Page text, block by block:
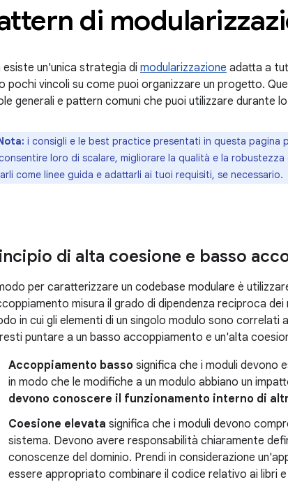
di
esiste un'unica strategia di modularizzazione adatta a
pochi vincoli su come puoi organizzare un progetto.
generali e pattern comuni che puoi utilizzare durante
i consigli e le best practice presentati in questa pagina
loro di scalare, migliorare la qualità e la
come linee guida e adattarli ai tuoi requisiti, se necessario.
di alta coesione e basso
per caratterizzare un codebase modulare è
misura il grado di dipendenza reciproca
in cui gli elementi di un singolo modulo sono correlati
puntare a un basso accoppiamento e un'alta
Accoppiamento basso significa che i moduli devono
in modo che le modifiche a un modulo abbiano un
devono conoscere il funzionamento interno di
Coesione elevata significa che i moduli devono
sistema. Devono avere responsabilità chiaramente
conoscenze del dominio. Prendi in considerazione
essere appropriato combinare il codice relativo ai libri